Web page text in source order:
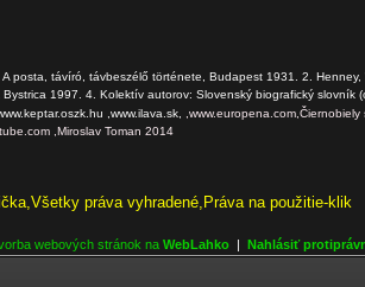
posta, távíró, távbeszélő története, Budapest 1931. 2.
1997. 4. Kolektív autorov: Slovenský biografický slovník
,www.ilava.sk,
,www.europena.com,Čiernobiely
,Miroslav Toman 2014
práva vyhradené,Práva na použitie-klik
webových stránok na WebLahko | Nahlásiť